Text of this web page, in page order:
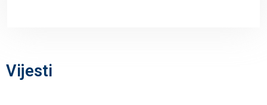
Vijesti